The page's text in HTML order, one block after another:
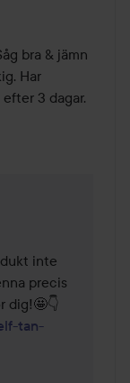
bra & jämn
Har
3 dagar.
lades 3 år
inte
precis
tan-